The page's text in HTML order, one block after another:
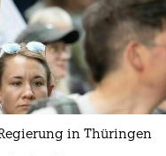
in Thüringen